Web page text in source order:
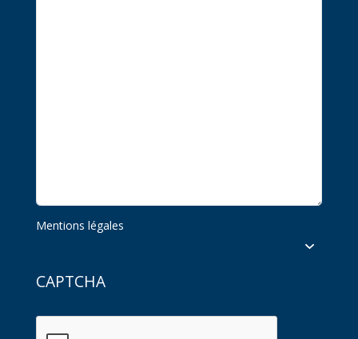
Mentions légales
CAPTCHA